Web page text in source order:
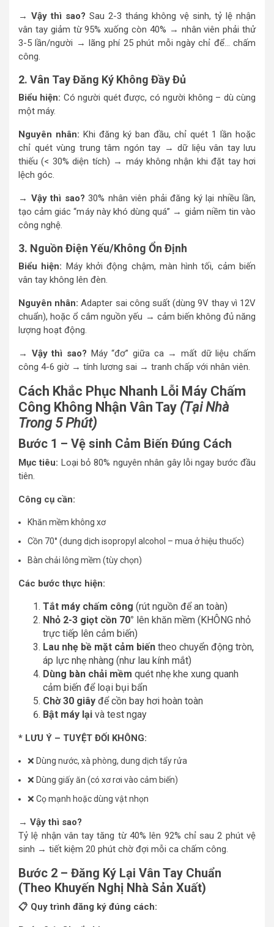
→ Vậy thì sao? Sau 2-3 tháng không vệ sinh, tỷ lệ nhận
vân tay giảm từ 95% xuống còn 40% → nhân viên phải thử
3-5 lần/người → lãng phí 25 phút mỗi ngày chỉ để… chấm
công.
2. Vân Tay Đăng Ký Không Đầy Đủ
Biểu hiện: Có người quét được, có người không – dù cùng
một máy.
Nguyên nhân: Khi đăng ký ban đầu, chỉ quét 1 lần hoặc
chỉ quét vùng trung tâm ngón tay → dữ liệu vân tay lưu
thiếu (< 30% diện tích) → máy không nhận khi đặt tay hơi
lệch góc.
→ Vậy thì sao? 30% nhân viên phải đăng ký lại nhiều lần,
tạo cảm giác “máy này khó dùng quá” → giảm niềm tin vào
công nghệ.
3. Nguồn Điện Yếu/Không Ổn Định
Biểu hiện: Máy khởi động chậm, màn hình tối, cảm biến
vân tay không lên đèn.
Nguyên nhân: Adapter sai công suất (dùng 9V thay vì 12V
chuẩn), hoặc ổ cắm nguồn yếu → cảm biến không đủ năng
lượng hoạt động.
→ Vậy thì sao? Máy “đơ” giữa ca → mất dữ liệu chấm
công 4-6 giờ → tính lương sai → tranh chấp với nhân viên.
Cách Khắc Phục Nhanh Lỗi Máy Chấm
Công Không Nhận Vân Tay (Tại Nhà
Trong 5 Phút)
Bước 1 – Vệ sinh Cảm Biến Đúng Cách
Mục tiêu: Loại bỏ 80% nguyên nhân gây lỗi ngay bước đầu
tiên.
Công cụ cần:
Khăn mềm không xơ
Cồn 70° (dung dịch isopropyl alcohol – mua ở hiệu thuốc)
Bàn chải lông mềm (tùy chọn)
Các bước thực hiện:
Tắt máy chấm công (rút nguồn để an toàn)
Nhỏ 2-3 giọt cồn 70° lên khăn mềm (KHÔNG nhỏ
trực tiếp lên cảm biến)
Lau nhẹ bề mặt cảm biến theo chuyển động tròn,
áp lực nhẹ nhàng (như lau kính mắt)
Dùng bàn chải mềm quét nhẹ khe xung quanh
cảm biến để loại bụi bẩn
Chờ 30 giây để cồn bay hơi hoàn toàn
Bật máy lại và test ngay
* LƯU Ý – TUYỆT ĐỐI KHÔNG:
❌ Dùng nước, xà phòng, dung dịch tẩy rửa
❌ Dùng giấy ăn (có xơ rơi vào cảm biến)
❌ Cọ mạnh hoặc dùng vật nhọn
→ Vậy thì sao?
Tỷ lệ nhận vân tay tăng từ 40% lên 92% chỉ sau 2 phút vệ
sinh → tiết kiệm 20 phút chờ đợi mỗi ca chấm công.
Bước 2 – Đăng Ký Lại Vân Tay Chuẩn
(Theo Khuyến Nghị Nhà Sản Xuất)
📋 Quy trình đăng ký đúng cách: